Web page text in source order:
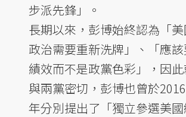
步派先鋒」。
長期以來，彭博始終認為「
政治需要重新洗牌」、「應
績效而不是政黨色彩」，因
與兩黨密切，彭博也曾於
年分別提出了「獨立參選美